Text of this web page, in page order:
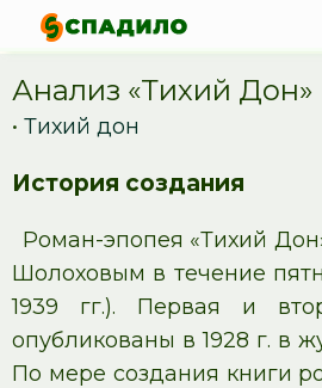
Анализ «Тихий Дон»
• Тихий дон
История создания
Роман-эпопея «Тихий
Шолоховым в течение
1939 гг.). Первая и
опубликованы в 1928 г. в
По мере создания книги